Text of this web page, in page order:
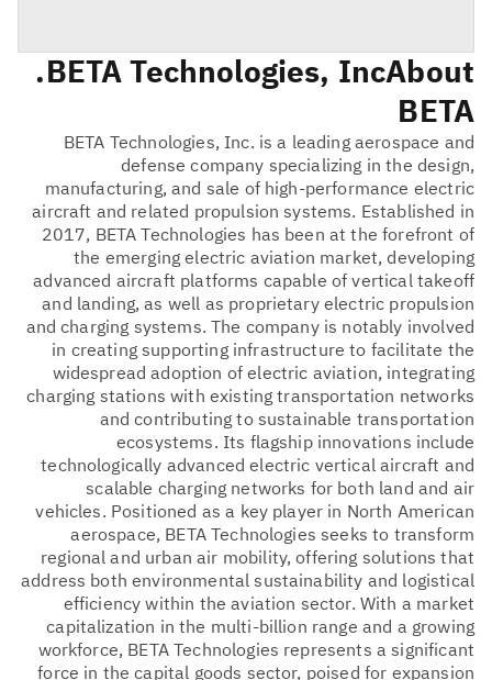
About
BETA Technologies, Inc.
BETA
BETA Technologies, Inc. is a leading aerospace and
defense company specializing in the design,
manufacturing, and sale of high-performance electric
aircraft and related propulsion systems. Established in
2017, BETA Technologies has been at the forefront of
the emerging electric aviation market, developing
advanced aircraft platforms capable of vertical takeoff
and landing, as well as proprietary electric propulsion
and charging systems. The company is notably involved
in creating supporting infrastructure to facilitate the
widespread adoption of electric aviation, integrating
charging stations with existing transportation networks
and contributing to sustainable transportation
ecosystems. Its flagship innovations include
technologically advanced electric vertical aircraft and
scalable charging networks for both land and air
vehicles. Positioned as a key player in North American
aerospace, BETA Technologies seeks to transform
regional and urban air mobility, offering solutions that
address both environmental sustainability and logistical
efficiency within the aviation sector. With a market
capitalization in the multi-billion range and a growing
workforce, BETA Technologies represents a significant
force in the capital goods sector, poised for expansion